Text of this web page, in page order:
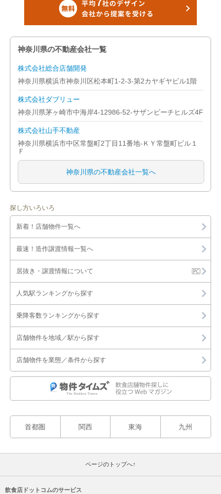
神奈川県の不動産会社一覧
株式会社総合店舗開発
神奈川県横浜市神奈川区松本町1-2-3-第2カヤギヤビル1階
株式会社ダブリュー
神奈川県茅ヶ崎市中海岸4-12986-52-サザンビーチヒルズ4F
株式会社山手不動産
神奈川県横浜市中区常盤町2丁目11番地-ＫＹ常盤町ビル１
Ｆ
神奈川県の不動産会社一覧へ
探し方いろいろ
新着！店舗物件一覧へ
最速！造作譲渡情報一覧へ
居抜き・譲渡情報について
人気駅ランキングから探す
乗降客数ランキングから探す
店舗物件を地域／駅から探す
店舗物件を業態／条件から探す
首都圏 関西 東海 九州
ページのトップへ↑
飲食店ドットコムのサービス